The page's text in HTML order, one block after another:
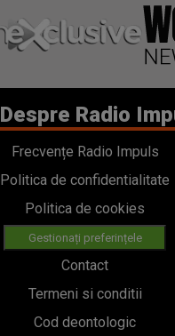
Despre Radio
Frecvențe Radio Impuls
Politica de confidentialitate
Politica de cookies
Gestionați preferințele
Contact
Termeni si conditii
Cod deontologic